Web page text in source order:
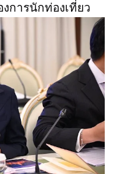
การนักท่องเที่ยว